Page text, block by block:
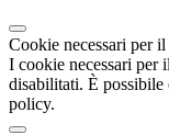
Cookie necessari per
I cookie necessari per
disabilitati. È possibile
policy.